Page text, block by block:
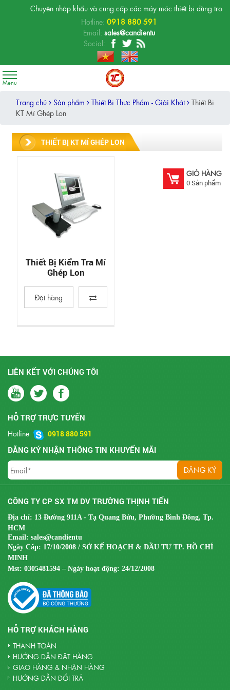
Chuyên nhập khẩu và cung cấp các máy móc thiết bị dùng
Hotline:0918 880 591
Email:sales@candientu
Social:
GIỎ HÀNG
0Sản phẩm
Trang chủ Sản phẩm Thiết Bị Thực Phẩm - Giải Khát Thiết Bị
KT Mí Ghép Lon
THIẾT BỊ KT MÍ GHÉP LON
Thiết Bị Kiểm Tra Mí
Ghép Lon
Đặt hàng
LIÊN KẾT VỚI CHÚNG TÔI
HỖ TRỢ TRỰC TUYẾN
Hotline
0918 880 591
ĐĂNG KÝ NHẬN THÔNG TIN KHUYẾN MÃI
CÔNG TY CP SX TM DV TRƯỜNG THỊNH TIẾN
Địa chỉ: 13 Đường 911A - Tạ Quang Bửu, Phường Bình Đông, Tp.
HCM
Email: sales@candientu
Ngày Cấp: 17/10/2008 / SỞ KẾ HOẠCH & ĐẦU TƯ TP. HỒ CHÍ
MINH
Mst: 0305481594 – Ngày hoạt động: 24/12/2008
HỖ TRỢ KHÁCH HÀNG
THANH TOÁN
HƯỚNG DẪN ĐẶT HÀNG
GIAO HÀNG & NHẬN HÀNG
HƯỚNG DẪN ĐỔI TRẢ